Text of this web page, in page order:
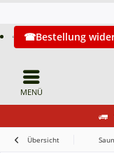
MENÜ
Bestellung
Übersicht